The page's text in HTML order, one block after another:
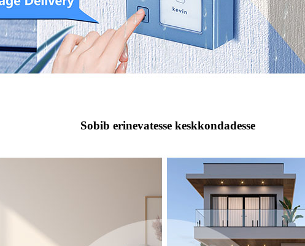
Sobib erinevatesse keskkondadesse